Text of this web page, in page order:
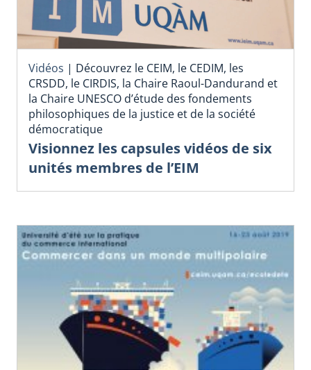
Vidéos | Découvrez le CEIM, le CEDIM, les
CRSDD, le CIRDIS, la Chaire Raoul-Dandurand et
la Chaire UNESCO d’étude des fondements
philosophiques de la justice et de la société
démocratique
Visionnez les capsules vidéos de six
unités membres de l’EIM